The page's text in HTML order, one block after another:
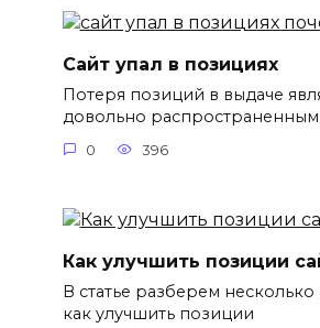
Сайт упал в позициях
Потеря позиций в выдаче
довольно
0 396
Как улучшить позиции
В статье разберем
как улучшить позиции